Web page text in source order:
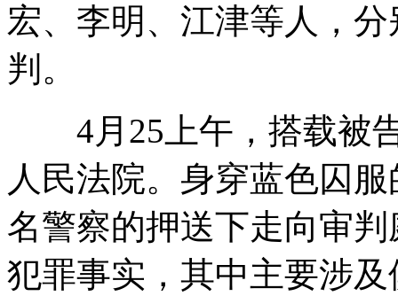
292名京籍司机因肇事逃逸被终生禁驾
南勇李冬生申思等出庭受审
宏、李明、江津等人，
判。
4月25上午，搭载被告
人民法院。身穿蓝色囚
名警察的押送下走向审
犯罪事实，其中主要涉